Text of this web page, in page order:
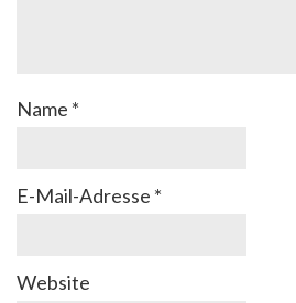
Name *
E-Mail-Adresse *
Website